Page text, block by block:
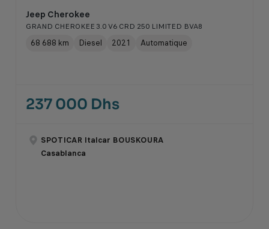
Jeep Cherokee
GRAND CHEROKEE 3.0 V6 CRD 250 LIMITED BVA8
68 688 km Diesel 2021 Automatique
237 000 Dhs
SPOTICAR Italcar BOUSKOURA
Casablanca